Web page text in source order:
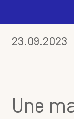
23.09.2023
Une